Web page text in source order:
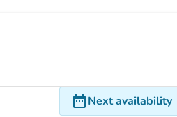
date_rangeNext availability